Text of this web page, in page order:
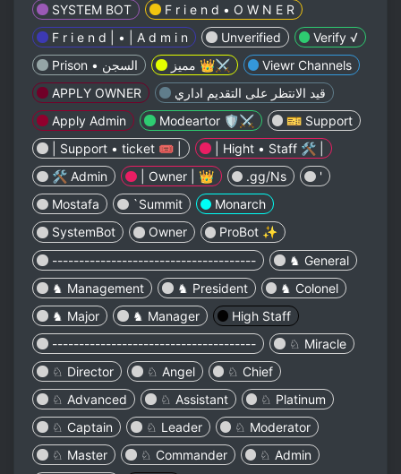
SYSTEM BOT
F r i e n d • O W N E R
F r i e n d | • | A d m i n
Unverified
Verify √
Prison • السجن
مميز 👑⚔️
Viewr Channels
APPLY OWNER
قيد الانتظر على التقديم اداري
Apply Admin
Modeartor 🛡️⚔️
🎫 Support
| Support • ticket 🎟️ |
🛠️ Admin
| Owner | 👑 .gg/Ns
'
Mostafa
`Summit
Monarch
SystemBot
Owner
ProBot ✨
--------------------------------------
♞ General
♞ Management
♞ President
♞ Colonel
♞ Major
♞ Manager
High Staff
--------------------------------------
♘ Miracle
♘ Director
♘ Angel
♘ Chief
♘ Advanced
♘ Assistant
♘ Platinum
♘ Captain
♘ Leader
♘ Moderator
♘ Master
♘ Commander
♘ Admin